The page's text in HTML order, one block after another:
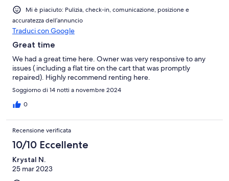
Mi è piaciuto: Pulizia, check-in, comunicazione, posizione e
accuratezza dell’annuncio
Traduci con Google
Great time
We had a great time here. Owner was very responsive to any
issues ( including a flat tire on the cart that was promptly
repaired). Highly recommend renting here.
Soggiorno di 14 notti a novembre 2024
0
Recensione verificata
10/10 Eccellente
Krystal N.
25 mar 2023